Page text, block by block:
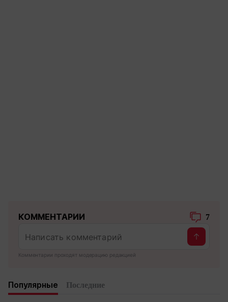
КОММЕНТАРИИ 7
Комментарии проходят модерацию редакцией
Популярные Последние